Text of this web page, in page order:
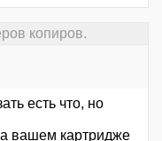
копиров.
есть что, но
вашем картридже